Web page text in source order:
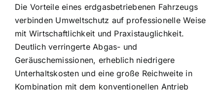
Die Vorteile eines erdgasbetriebenen Fahrzeugs
verbinden Umweltschutz auf professionelle Weise
mit Wirtschaftlichkeit und Praxistauglichkeit.
Deutlich verringerte Abgas- und
Geräuschemissionen, erheblich niedrigere
Unterhaltskosten und eine große Reichweite in
Kombination mit dem konventionellen Antrieb